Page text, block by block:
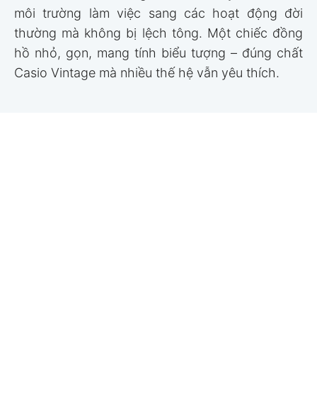
môi trường làm việc sang các hoạt động đời
thường mà không bị lệch tông. Một chiếc đồng
hồ nhỏ, gọn, mang tính biểu tượng – đúng chất
Casio Vintage mà nhiều thế hệ vẫn yêu thích.